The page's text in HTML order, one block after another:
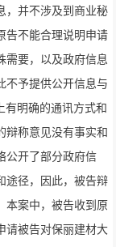
，并不涉及到商业秘
告不能合理说明申请
需要，以及政府信息
不予提供公开信息与
有明确的通讯方式和
辩称意见没有事实和
公开了部分政府信
途径，因此，被告辩
本案中，被告收到原
请被告对保丽建材大